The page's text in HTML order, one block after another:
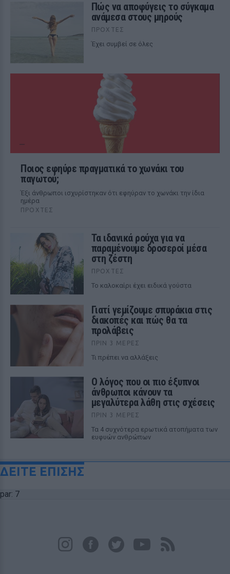
Πώς να αποφύγεις το σύγκαμα
ανάμεσα στους μηρούς
ΠΡΟΧΤΈΣ
Έχει συμβεί σε όλες
Ποιος εφηύρε πραγματικά το χωνάκι του
παγωτού;
Έξι άνθρωποι ισχυρίστηκαν ότι εφηύραν το χωνάκι την ίδια
ημέρα
ΠΡΟΧΤΈΣ
Τα ιδανικά ρούχα για να
παραμένουμε δροσεροί μέσα
στη ζέστη
ΠΡΟΧΤΈΣ
To καλοκαίρι έχει ειδικά γούστα
Γιατί γεμίζουμε σπυράκια στις
διακοπές και πώς θα τα
προλάβεις
ΠΡΙΝ 3 ΜΈΡΕΣ
Τι πρέπει να αλλάξεις
Ο λόγος που οι πιο έξυπνοι
άνθρωποι κάνουν τα
μεγαλύτερα λάθη στις σχέσεις
ΠΡΙΝ 3 ΜΈΡΕΣ
Τα 4 συχνότερα ερωτικά ατοπήματα των
ευφυών ανθρώπων
ΔΕΙΤΕ ΕΠΙΣΗΣ
par: 7